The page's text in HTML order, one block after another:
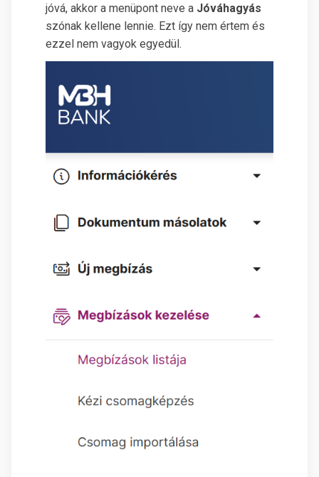
jóvá, akkor a menüpont neve a Jóváhagyás
szónak kellene lennie. Ezt így nem értem és
ezzel nem vagyok egyedül.